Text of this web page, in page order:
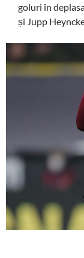
goluri în
și Jupp